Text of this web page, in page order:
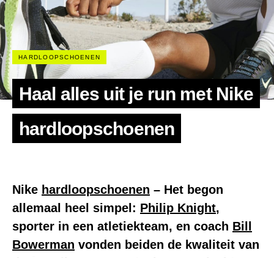
HARDLOOPSCHOENEN
Haal alles uit je run met Nike
hardloopschoenen
Nike hardloopschoenen – Het begon
allemaal heel simpel: Philip Knight,
sporter in een atletiekteam, en coach Bill
Bowerman vonden beiden de kwaliteit van